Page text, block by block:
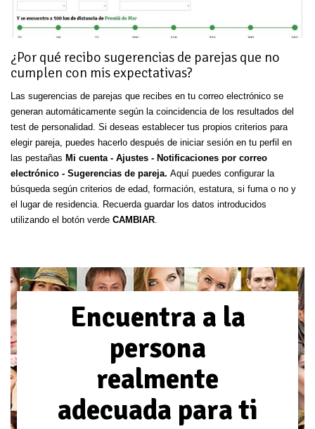
¿Por qué recibo sugerencias de parejas que no
cumplen con mis expectativas?
Las sugerencias de parejas que recibes en tu correo electrónico se
generan automáticamente según la coincidencia de los resultados del
test de personalidad. Si deseas establecer tus propios criterios para
elegir pareja, puedes hacerlo después de iniciar sesión en tu perfil en
las pestañas Mi cuenta - Ajustes - Notificaciones por correo
electrónico - Sugerencias de pareja. Aquí puedes configurar la
búsqueda según criterios de edad, formación, estatura, si fuma o no y
el lugar de residencia. Recuerda guardar los datos introducidos
utilizando el botón verde CAMBIAR
Encuentra a la
persona
realmente
adecuada para ti